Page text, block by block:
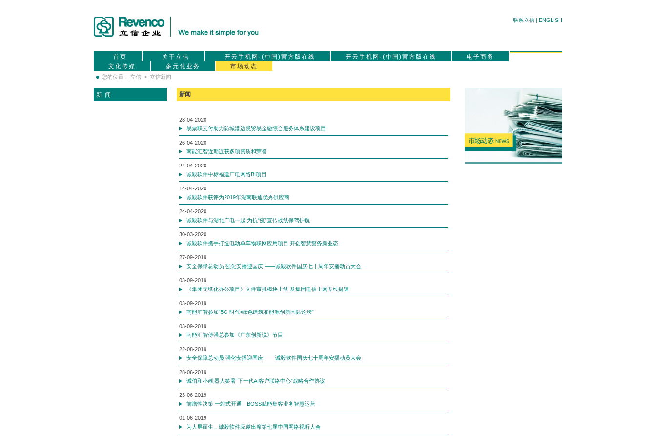
联系立信 | ENGLISH
首页 关于立信 开云手机网·(中国)官方版在线 开云手机网·(中国)官方版在线
电子商务
文化传媒
多元化业务 市场动态
您的位置： 立信 > 立信新闻
新 闻 新闻
28-04-2020
易票联支付助力防城港边境贸易金融综合服务体系建设项目
26-04-2020
南能汇智近期连获多项资质和荣誉
24-04-2020
诚毅软件中标福建广电网络BI项目
14-04-2020
诚毅软件获评为2019年湖南联通优秀供应商
24-04-2020
诚毅软件与湖北广电一起 为抗“疫”宣传战线保驾护航
30-03-2020
诚毅软件携手打造电动单车物联网应用项目 开创智慧警务新业态
27-09-2019
安全保障总动员 强化安播迎国庆 ——诚毅软件国庆七十周年安播动员大会
03-09-2019
《集团无纸化办公项目》文件审批模块上线 及集团电信上网专线提速
03-09-2019
南能汇智参加“5G 时代•绿色建筑和能源创新国际论坛”
03-09-2019
南能汇智傅强总参加《广东创新说》节目
22-08-2019
安全保障总动员 强化安播迎国庆 ——诚毅软件国庆七十周年安播动员大会
28-06-2019
诚伯和小i机器人签署“下一代AI客户联络中心”战略合作协议
23-06-2019
前瞻性决策 一站式开通—BOSS赋能集客业务智慧运营
01-06-2019
为大屏而生，诚毅软件应邀出席第七届中国网络视听大会